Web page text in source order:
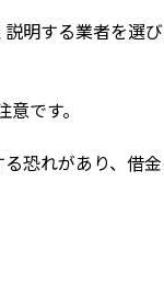
明する業者を選び
です。
恐れがあり、借